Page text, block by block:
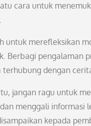
cara untuk
untuk merefleksikan
Berbagi pengalaman
terhubung dengan
jangan ragu untuk
menggali informasi
kepada